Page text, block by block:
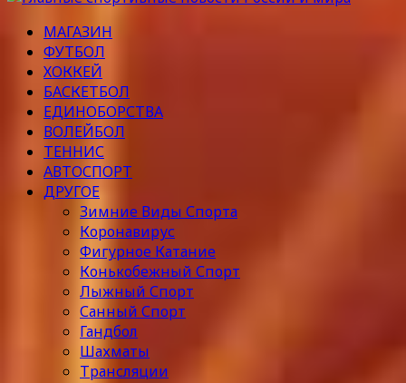
МАГАЗИН
ФУТБОЛ
ХОККЕЙ
БАСКЕТБОЛ
ЕДИНОБОРСТВА
ВОЛЕЙБОЛ
ТЕННИС
АВТОСПОРТ
ДРУГОЕ
Зимние Виды Спорта
Коронавирус
Фигурное Катание
Конькобежный Спорт
Лыжный Спорт
Санный Спорт
Гандбол
Шахматы
Трансляции